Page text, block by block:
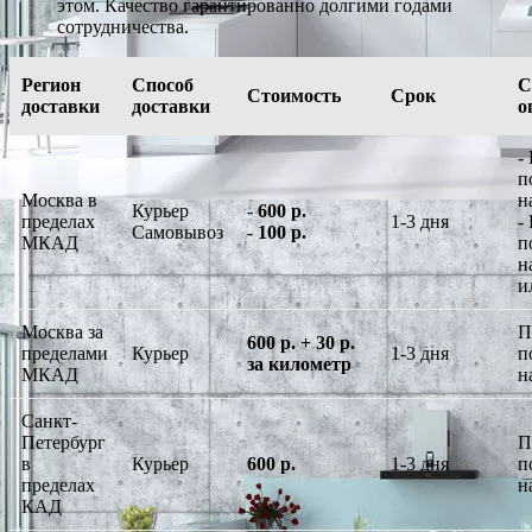
этом. Качество гарантированно долгими годами
сотрудничества.
Регион
доставки
Способ
доставки
Стоимость Срок
Москва в
пределах
МКАД
Курьер
Самовывоз
-600 р.
-100 р.
1-3 дня
-
-
Москва за
пределами
МКАД
Курьер
600 р. + 30 р.
за километр
1-3 дня
Санкт-
Петербург
в
пределах
КАД
Курьер 600 р. 1-3 дня